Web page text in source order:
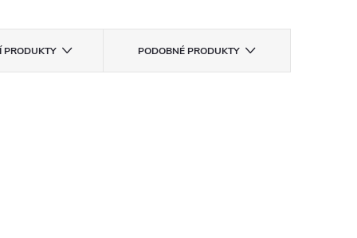
PRODUKTY PODOBNÉ PRODUKTY